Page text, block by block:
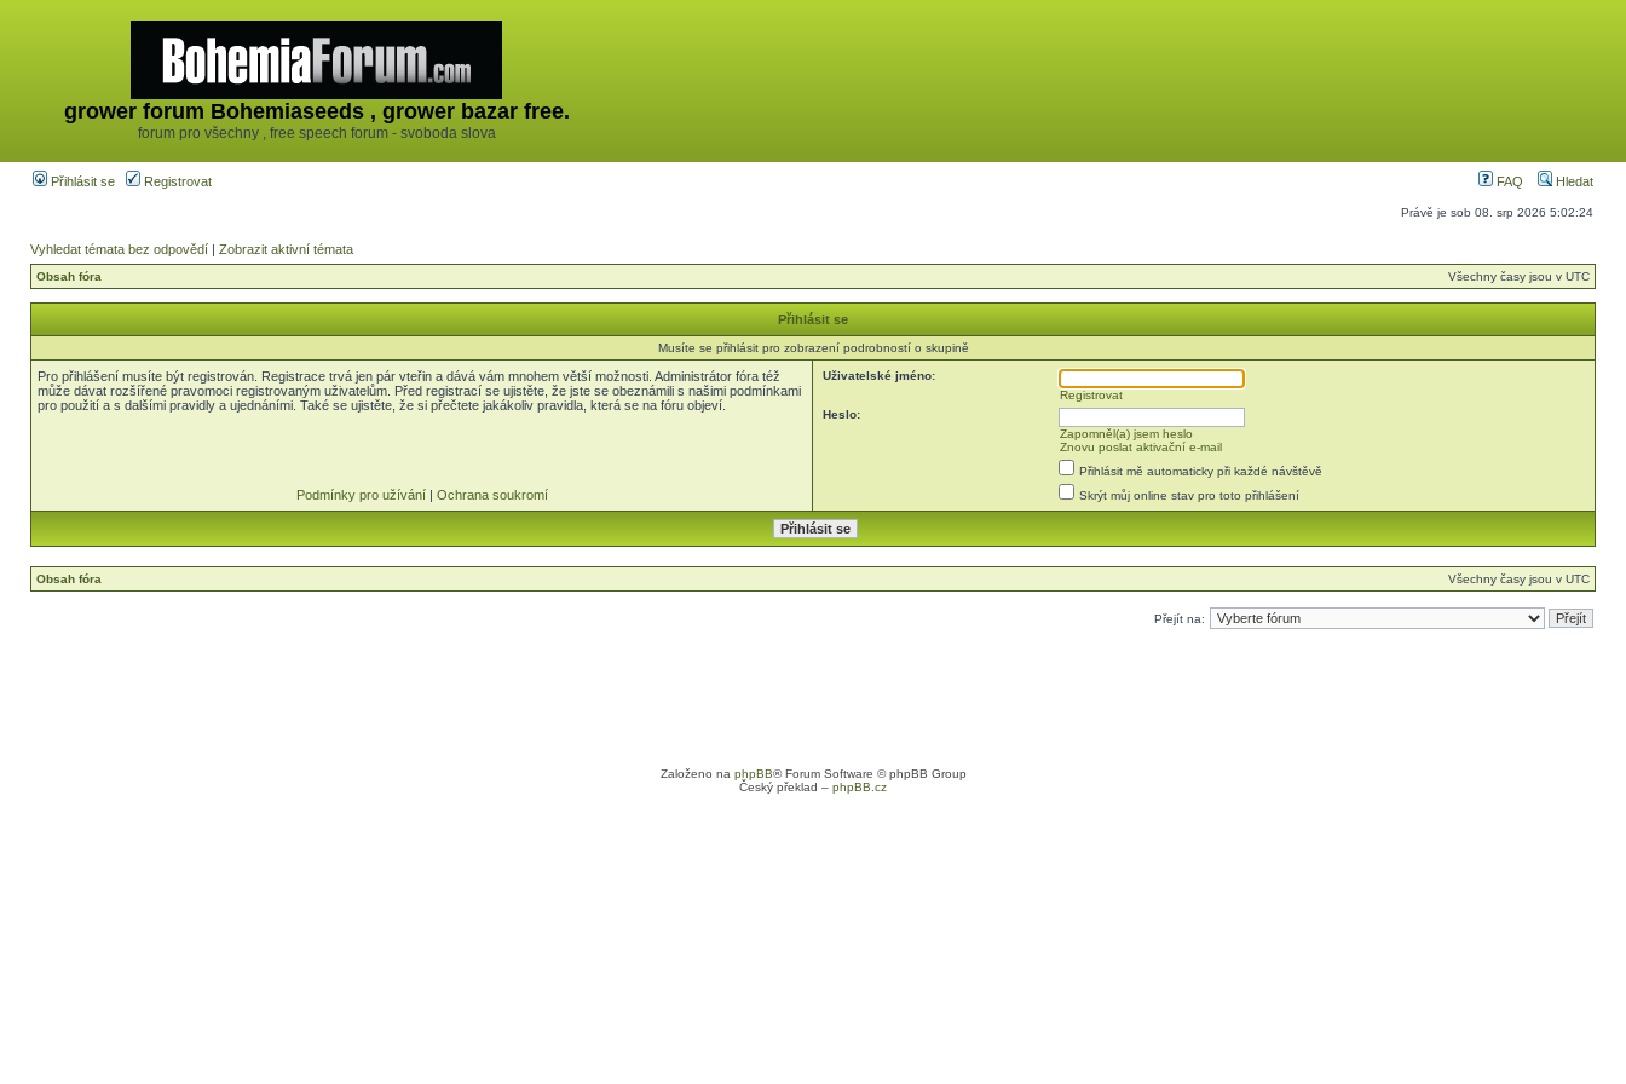
grower forum Bohemiaseeds , grower bazar free.
forum pro všechny , free speech forum - svoboda slova
Přihlásit se Registrovat FAQ Hledat
Právě je sob 08. srp 2026 5:02:24
Vyhledat témata bez odpovědí | Zobrazit aktivní témata
Obsah fóra Všechny časy jsou v UTC
Přihlásit se
Musíte se přihlásit pro zobrazení podrobností o skupině
Pro přihlášení musíte být registrován. Registrace trvá jen pár vteřin a dává vám mnohem větší možnosti. Administrátor fóra též
může dávat rozšířené pravomoci registrovaným uživatelům. Před registrací se ujistěte, že jste se obeznámili s našimi podmínkami
pro použití a s dalšími pravidly a ujednáními. Také se ujistěte, že si přečtete jakákoliv pravidla, která se na fóru objeví.
Podmínky pro užívání| Ochrana soukromí
Uživatelské jméno:
Registrovat
Heslo:
Zapomněl(a) jsem heslo
Znovu poslat aktivační e-mail
Přihlásit mě automaticky při každé návštěvě
Skrýt můj online stav pro toto přihlášení
Obsah fóra Všechny časy jsou v UTC
Přejít na:
Založeno na phpBB® Forum Software © phpBB Group
Český překlad – phpBB.cz